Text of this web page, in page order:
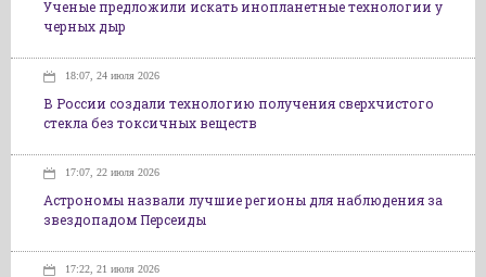
Ученые предложили искать инопланетные технологии у
черных дыр
18:07, 24 июля 2026
В России создали технологию получения сверхчистого
стекла без токсичных веществ
17:07, 22 июля 2026
Астрономы назвали лучшие регионы для наблюдения за
звездопадом Персеиды
17:22, 21 июля 2026